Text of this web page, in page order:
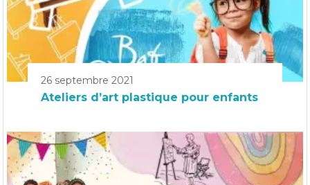
26 septembre 2021
Ateliers d’art plastique pour enfants